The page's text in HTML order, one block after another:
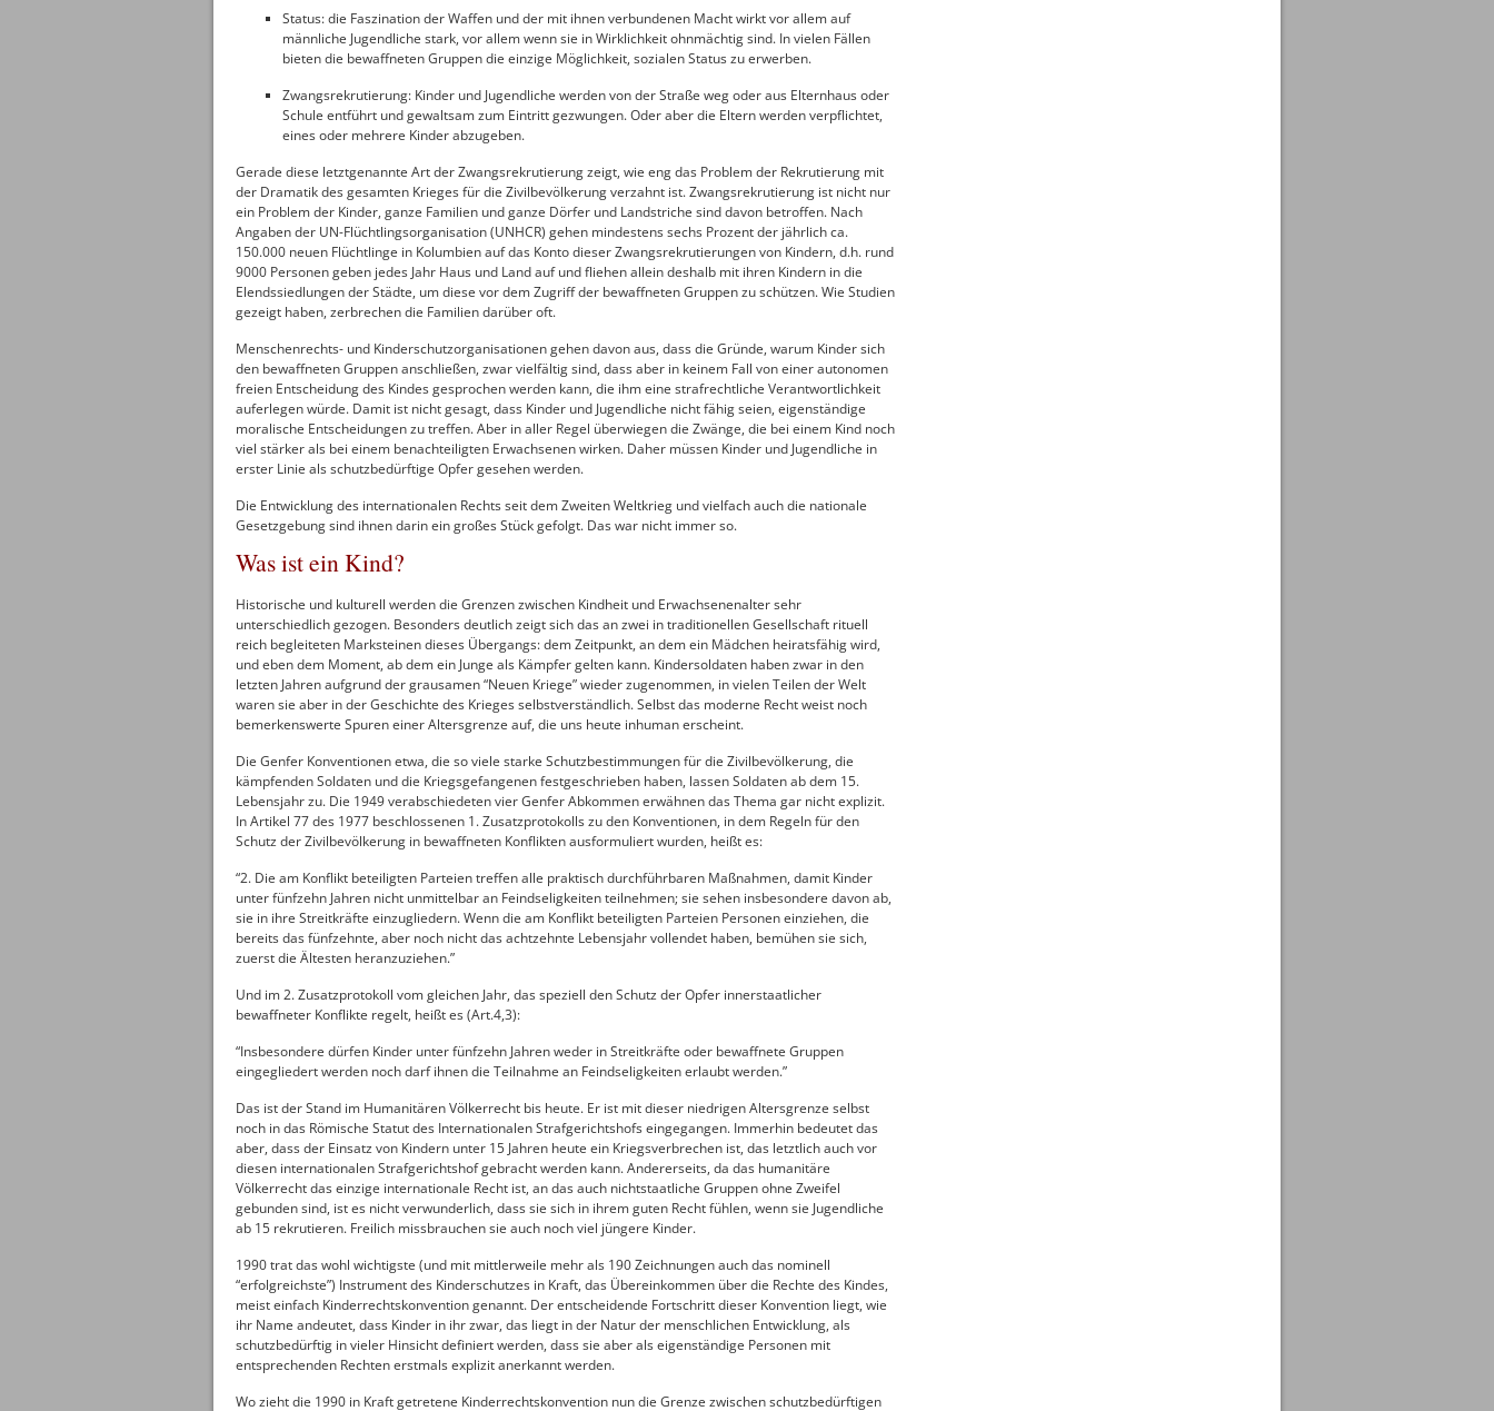
Status: die Faszination der Waffen und der mit ihnen verbundenen Macht wirkt vor allem auf
männliche Jugendliche stark, vor allem wenn sie in Wirklichkeit ohnmächtig sind. In vielen Fällen
bieten die bewaffneten Gruppen die einzige Möglichkeit, sozialen Status zu erwerben.
Zwangsrekrutierung: Kinder und Jugendliche werden von der Straße weg oder aus Elternhaus oder
Schule entführt und gewaltsam zum Eintritt gezwungen. Oder aber die Eltern werden verpflichtet,
eines oder mehrere Kinder abzugeben.
Gerade diese letztgenannte Art der Zwangsrekrutierung zeigt, wie eng das Problem der Rekrutierung mit
der Dramatik des gesamten Krieges für die Zivilbevölkerung verzahnt ist. Zwangsrekrutierung ist nicht nur
ein Problem der Kinder, ganze Familien und ganze Dörfer und Landstriche sind davon betroffen. Nach
Angaben der UN-Flüchtlingsorganisation (UNHCR) gehen mindestens sechs Prozent der jährlich ca.
150.000 neuen Flüchtlinge in Kolumbien auf das Konto dieser Zwangsrekrutierungen von Kindern, d.h. rund
9000 Personen geben jedes Jahr Haus und Land auf und fliehen allein deshalb mit ihren Kindern in die
Elendssiedlungen der Städte, um diese vor dem Zugriff der bewaffneten Gruppen zu schützen. Wie Studien
gezeigt haben, zerbrechen die Familien darüber oft.
Menschenrechts- und Kinderschutzorganisationen gehen davon aus, dass die Gründe, warum Kinder sich
den bewaffneten Gruppen anschließen, zwar vielfältig sind, dass aber in keinem Fall von einer autonomen
freien Entscheidung des Kindes gesprochen werden kann, die ihm eine strafrechtliche Verantwortlichkeit
auferlegen würde. Damit ist nicht gesagt, dass Kinder und Jugendliche nicht fähig seien, eigenständige
moralische Entscheidungen zu treffen. Aber in aller Regel überwiegen die Zwänge, die bei einem Kind noch
viel stärker als bei einem benachteiligten Erwachsenen wirken. Daher müssen Kinder und Jugendliche in
erster Linie als schutzbedürftige Opfer gesehen werden.
Die Entwicklung des internationalen Rechts seit dem Zweiten Weltkrieg und vielfach auch die nationale
Gesetzgebung sind ihnen darin ein großes Stück gefolgt. Das war nicht immer so.
Was ist ein Kind?
Historische und kulturell werden die Grenzen zwischen Kindheit und Erwachsenenalter sehr
unterschiedlich gezogen. Besonders deutlich zeigt sich das an zwei in traditionellen Gesellschaft rituell
reich begleiteten Marksteinen dieses Übergangs: dem Zeitpunkt, an dem ein Mädchen heiratsfähig wird,
und eben dem Moment, ab dem ein Junge als Kämpfer gelten kann. Kindersoldaten haben zwar in den
letzten Jahren aufgrund der grausamen “Neuen Kriege” wieder zugenommen, in vielen Teilen der Welt
waren sie aber in der Geschichte des Krieges selbstverständlich. Selbst das moderne Recht weist noch
bemerkenswerte Spuren einer Altersgrenze auf, die uns heute inhuman erscheint.
Die Genfer Konventionen etwa, die so viele starke Schutzbestimmungen für die Zivilbevölkerung, die
kämpfenden Soldaten und die Kriegsgefangenen festgeschrieben haben, lassen Soldaten ab dem 15.
Lebensjahr zu. Die 1949 verabschiedeten vier Genfer Abkommen erwähnen das Thema gar nicht explizit.
In Artikel 77 des 1977 beschlossenen 1. Zusatzprotokolls zu den Konventionen, in dem Regeln für den
Schutz der Zivilbevölkerung in bewaffneten Konflikten ausformuliert wurden, heißt es:
“2. Die am Konflikt beteiligten Parteien treffen alle praktisch durchführbaren Maßnahmen, damit Kinder
unter fünfzehn Jahren nicht unmittelbar an Feindseligkeiten teilnehmen; sie sehen insbesondere davon ab,
sie in ihre Streitkräfte einzugliedern. Wenn die am Konflikt beteiligten Parteien Personen einziehen, die
bereits das fünfzehnte, aber noch nicht das achtzehnte Lebensjahr vollendet haben, bemühen sie sich,
zuerst die Ältesten heranzuziehen.”
Und im 2. Zusatzprotokoll vom gleichen Jahr, das speziell den Schutz der Opfer innerstaatlicher
bewaffneter Konflikte regelt, heißt es (Art.4,3):
“Insbesondere dürfen Kinder unter fünfzehn Jahren weder in Streitkräfte oder bewaffnete Gruppen
eingegliedert werden noch darf ihnen die Teilnahme an Feindseligkeiten erlaubt werden.”
Das ist der Stand im Humanitären Völkerrecht bis heute. Er ist mit dieser niedrigen Altersgrenze selbst
noch in das Römische Statut des Internationalen Strafgerichtshofs eingegangen. Immerhin bedeutet das
aber, dass der Einsatz von Kindern unter 15 Jahren heute ein Kriegsverbrechen ist, das letztlich auch vor
diesen internationalen Strafgerichtshof gebracht werden kann. Andererseits, da das humanitäre
Völkerrecht das einzige internationale Recht ist, an das auch nichtstaatliche Gruppen ohne Zweifel
gebunden sind, ist es nicht verwunderlich, dass sie sich in ihrem guten Recht fühlen, wenn sie Jugendliche
ab 15 rekrutieren. Freilich missbrauchen sie auch noch viel jüngere Kinder.
1990 trat das wohl wichtigste (und mit mittlerweile mehr als 190 Zeichnungen auch das nominell
“erfolgreichste”) Instrument des Kinderschutzes in Kraft, das Übereinkommen über die Rechte des Kindes,
meist einfach Kinderrechtskonvention genannt. Der entscheidende Fortschritt dieser Konvention liegt, wie
ihr Name andeutet, dass Kinder in ihr zwar, das liegt in der Natur der menschlichen Entwicklung, als
schutzbedürftig in vieler Hinsicht definiert werden, dass sie aber als eigenständige Personen mit
entsprechenden Rechten erstmals explizit anerkannt werden.
Wo zieht die 1990 in Kraft getretene Kinderrechtskonvention nun die Grenze zwischen schutzbedürftigen